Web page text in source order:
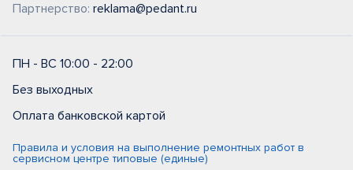
Партнерство: reklama@pedant.ru
ПН - ВС 10:00 - 22:00
Без выходных
Оплата банковской картой
Правила и условия на выполнение ремонтных работ в
сервисном центре типовые (единые)